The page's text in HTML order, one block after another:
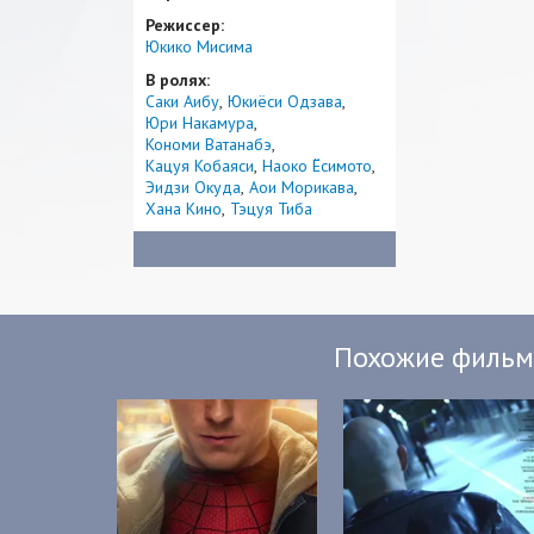
Режиссер:
Юкико Мисима
В ролях:
Саки Аибу Юкиёси Одзава
Юри Накамура
Кономи Ватанабэ
Кацуя Кобаяси Наоко Ёсимото
Эидзи Окуда Аои Морикава
Хана Кино Тэцуя Тиба
Похожие